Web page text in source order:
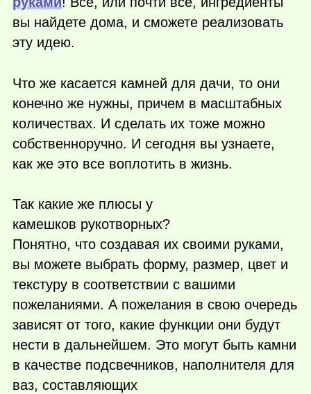
вы найдете дома, и сможете реализовать
эту идею.
Что же касается камней для дачи, то они
конечно же нужны, причем в масштабных
количествах. И сделать их тоже можно
собственноручно. И сегодня вы узнаете,
как же это все воплотить в жизнь.
Так какие же плюсы у
камешков рукотворных?
Понятно, что создавая их своими руками,
вы можете выбрать форму, размер, цвет и
текстуру в соответствии с вашими
пожеланиями. А пожелания в свою очередь
зависят от того, какие функции они будут
нести в дальнейшем. Это могут быть камни
в качестве подсвечников, наполнителя для
ваз, составляющих